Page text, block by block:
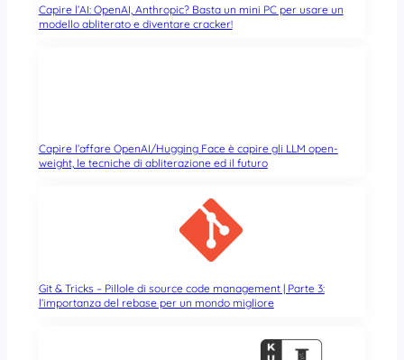
Capire l’AI: OpenAI, Anthropic? Basta un mini PC per usare un
modello abliterato e diventare cracker!
Capire l’affare OpenAI/Hugging Face è capire gli LLM open-
weight, le tecniche di abliterazione ed il futuro
Git & Tricks – Pillole di source code management | Parte 3:
l’importanza del rebase per un mondo migliore